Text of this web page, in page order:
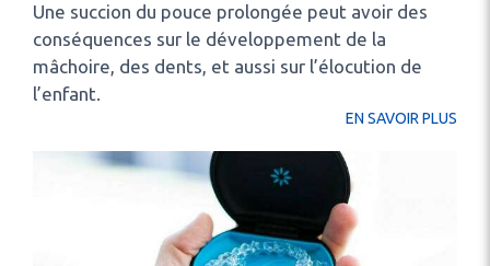
Une succion du pouce prolongée peut avoir des
conséquences sur le développement de la
mâchoire, des dents, et aussi sur l’élocution de
l’enfant.
EN SAVOIR PLUS